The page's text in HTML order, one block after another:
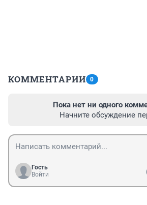
КОММЕНТАРИИ 0
Пока нет ни одного
Начните обсуждение
Гость
Войти